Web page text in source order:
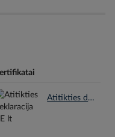
Atitikties deklaracija CE lt.pdf